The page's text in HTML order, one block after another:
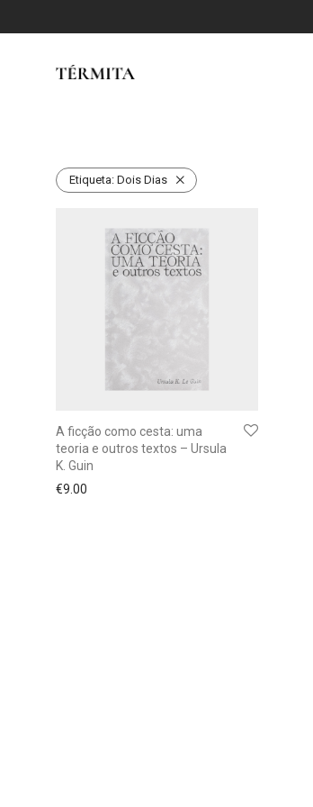
Etiqueta: Dois Dias
A ficção como cesta: uma
teoria e outros textos – Ursula
K. Guin
€9.00